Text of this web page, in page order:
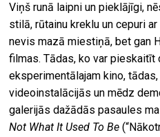
Viņš runā laipni un pieklājīgi,
stilā, rūtainu kreklu un cepuri
nevis mazā miestiņā, bet gan
filmas. Tādas, ko var pieskaitīt
eksperimentālajam kino,
videoinstalācijās un mēdz
galerijās dažādās pasaules
Not What It Used To Be